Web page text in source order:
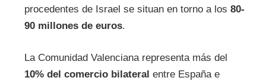
procedentes de Israel se situan en torno a los 80-
90 millones de euros.
La Comunidad Valenciana representa más del
10% del comercio bilateral entre España e